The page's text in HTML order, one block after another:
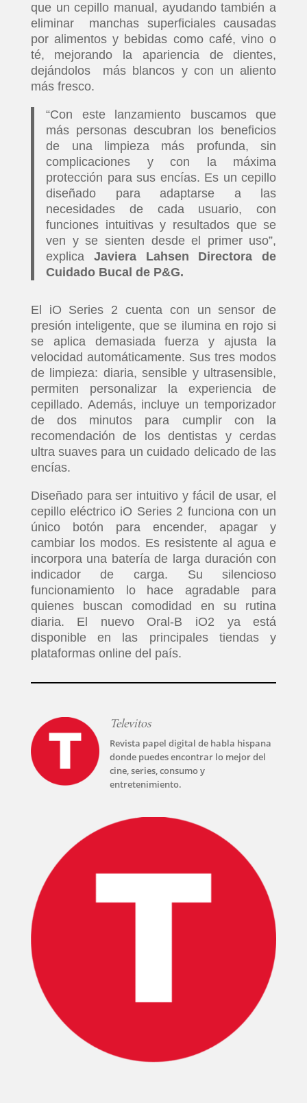
que un cepillo manual, ayudando también a
eliminar manchas superficiales causadas
por alimentos y bebidas como café, vino o
té, mejorando la apariencia de dientes,
dejándolos más blancos y con un aliento
más fresco.
“Con este lanzamiento buscamos que
más personas descubran los beneficios
de una limpieza más profunda, sin
complicaciones y con la máxima
protección para sus encías. Es un cepillo
diseñado para adaptarse a las
necesidades de cada usuario, con
funciones intuitivas y resultados que se
ven y se sienten desde el primer uso”,
explicaJaviera Lahsen Directora de
Cuidado Bucal de P&G.
El iO Series 2 cuenta con un sensor de
presión inteligente, que se ilumina en rojo si
se aplica demasiada fuerza y ajusta la
velocidad automáticamente. Sus tres modos
de limpieza: diaria, sensible y ultrasensible,
permiten personalizar la experiencia de
cepillado. Además, incluye un temporizador
de dos minutos para cumplir con la
recomendación de los dentistas y cerdas
ultra suaves para un cuidado delicado de las
encías.
Diseñado para ser intuitivo y fácil de usar, el
cepillo eléctrico iO Series 2 funciona con un
único botón para encender, apagar y
cambiar los modos. Es resistente al agua e
incorpora una batería de larga duración con
indicador de carga. Su silencioso
funcionamiento lo hace agradable para
quienes buscan comodidad en su rutina
diaria. El nuevo Oral-B iO2 ya está
disponible en las principales tiendas y
plataformas online del país.
Televitos
Revista papel digital de habla hispana
donde puedes encontrar lo mejor del
cine, series, consumo y
entretenimiento.